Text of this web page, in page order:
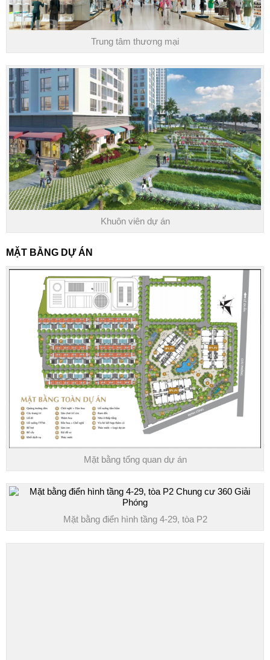
Trung tâm thương mại
Khuôn viên dự án
MẶT BẰNG DỰ ÁN
Mặt bằng tổng quan dự án
Mặt bằng điển hình tầng 4-29, tòa P2